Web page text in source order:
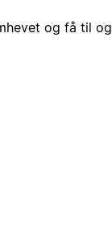
og få til og